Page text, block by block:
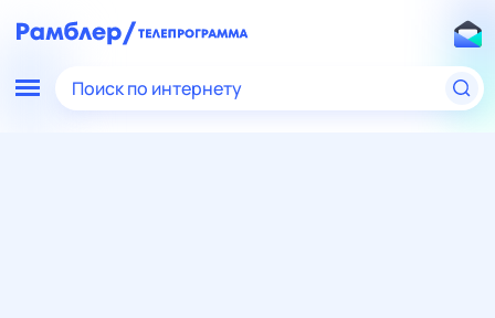
Поиск по интернету